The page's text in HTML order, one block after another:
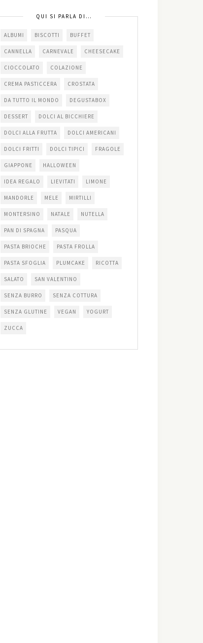
QUI SI PARLA DI…
ALBUMI BISCOTTI BUFFET
CANNELLA CARNEVALE CHEESECAKE
CIOCCOLATO COLAZIONE
CREMA PASTICCERA CROSTATA
DA TUTTO IL MONDO DEGUSTABOX
DESSERT DOLCI AL BICCHIERE
DOLCI ALLA FRUTTA DOLCI AMERICANI
DOLCI FRITTI DOLCI TIPICI FRAGOLE
GIAPPONE HALLOWEEN
IDEA REGALO LIEVITATI LIMONE
MANDORLE MELE MIRTILLI
MONTERSINO NATALE NUTELLA
PAN DI SPAGNA PASQUA
PASTA BRIOCHE PASTA FROLLA
PASTA SFOGLIA PLUMCAKE RICOTTA
SALATO SAN VALENTINO
SENZA BURRO SENZA COTTURA
SENZA GLUTINE VEGAN YOGURT
ZUCCA